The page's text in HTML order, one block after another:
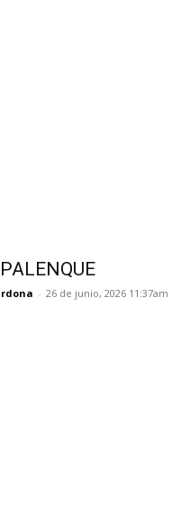
- 26 de junio, 2026 11:37am